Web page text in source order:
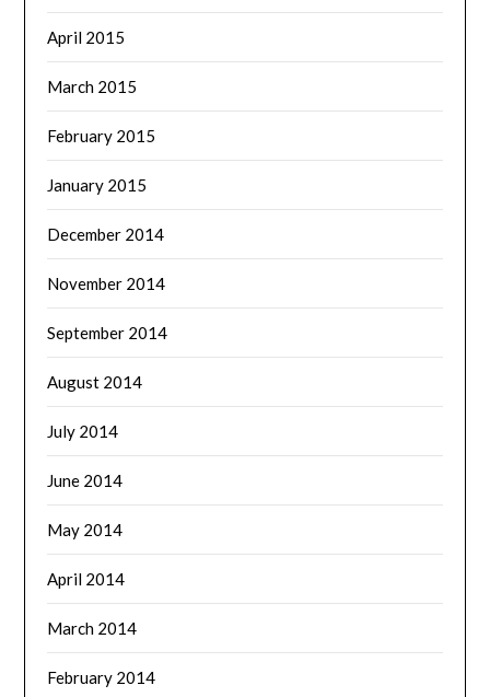
April 2015
March 2015
February 2015
January 2015
December 2014
November 2014
September 2014
August 2014
July 2014
June 2014
May 2014
April 2014
March 2014
February 2014